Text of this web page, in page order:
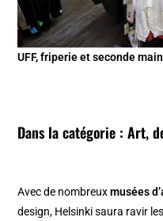
UFF, friperie et seconde
Dans la catégorie : Art,
Avec de nombreuxmusées
design, Helsinki saura ravir